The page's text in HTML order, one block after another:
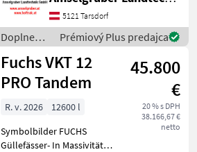
Beste Materialen und Beste
Komponenten der
führenden TOP Hersteller!)
Sei
5121 Tarsdorf
Doplnenie
živin a
polievanie
/ Fuchs
Prémiový Plus predajca
Fuchs VKT 12
PRO Tandem
45.800
€
20 % s DPH
38.166,67 €
netto
R. v. 2026
12600 l
Symbolbilder FUCHS
Güllefässer- In Massivität